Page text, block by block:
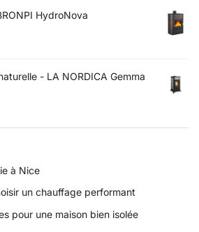
HydroNova
- LA NORDICA Gemma
à Nice
un chauffage performant
pour une maison bien isolée